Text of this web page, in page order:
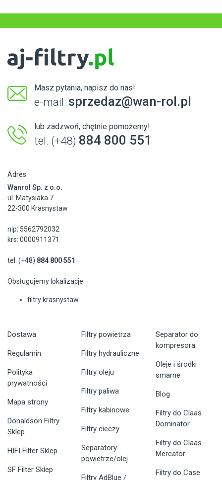
Masz pytania, napisz do nas!
e-mail: sprzedaz@wan-rol.pl
lub zadzwoń, chętnie pomożemy!
tel. (+48) 884 800 551
Adres:
Wanrol Sp. z o.o.
ul. Matysiaka 7
22-300 Krasnystaw
nip: 5562792032
krs: 0000911371
tel. (+48) 884 800 551
Obsługujemy lokalizacje:
filtry krasnystaw
Dostawa
Regulamin
Polityka
prywatności
Mapa strony
Donaldson Filtry
Sklep
HIFI Filter Sklep
SF Filter Sklep
Filtry powietrza
Filtry hydrauliczne
Filtry oleju
Filtry paliwa
Filtry kabinowe
Filtry cieczy
Separatory
powietrze/olej
Filtry AdBlue /
Separator do
kompresora
Oleje i środki
smarne
Blog
Filtry do Claas
Dominator
Filtry do Claas
Mercator
Filtry do Case